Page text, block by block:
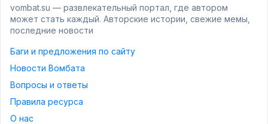
vombat.su — развлекательный портал, где автором
может стать каждый. Авторские истории, свежие мемы,
последние новости
Баги и предложения по сайту
Новости Вомбата
Вопросы и ответы
Правила ресурса
О нас